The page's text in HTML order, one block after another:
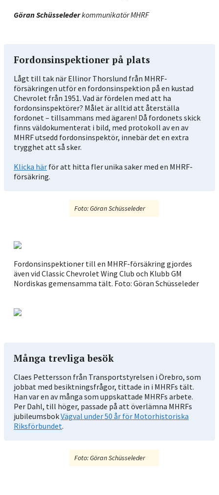
Göran Schüsselederkommunikatör MHRF
Foto: Göran Schüsseleder
Fordonsinspektioner på plats
Lågt till tak när Ellinor Thorslund från MHRF-
försäkringen utför en fordonsinspektion på en kustad
Chevrolet från 1951. Vad är fördelen med att ha
fordonsinspektörer? Målet är alltid att återställa
fordonet – tillsammans med ägaren! Då fordonets skick
finns väldokumenterat i bild, med protokoll av en av
MHRF utsedd fordonsinspektör, innebär det en extra
trygghet att så sker.
Klicka här för att hitta fler unika saker med en MHRF-
försäkring.
Fordonsinspektioner till en MHRF-försäkring gjordes
även vid Classic Chevrolet Wing Club och Klubb GM
Nordiskas gemensamma tält. Foto: Göran Schüsseleder
Foto: Göran Schüsseleder
Många trevliga besök
Claes Pettersson från Transportstyrelsen i Örebro, som
jobbat med besiktningsfrågor, tittade in i MHRFs tält.
Han var en av många som uppskattade MHRFs arbete.
Per Dahl, till höger, passade på att överlämna MHRFs
jubileumsbokVägval under 50 år för Motorhistoriska
Riksförbundet.